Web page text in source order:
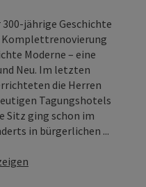
jährige Geschichte
Komplettrenovierung
Moderne – eine
Neu. Im letzten
die Herren
Tagungshotels
Sitz ging schon im
in bürgerlichen ...